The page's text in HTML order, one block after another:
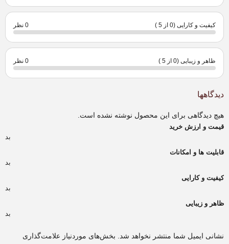
دیدگاهها
هیچ دیدگاهی برای این محصول نوشته نشده است.
قیمت و ارزش خرید
بد
قابلیت ها و امکانات
بد
کیفیت و کارایی
بد
ظاهر و زیبایی
بد
نشانی ایمیل شما منتشر نخواهد شد.
بخش‌های موردنیاز علامت‌گذاری
کیفیت و کارایی (0 از 5 ) 0 نظر
ظاهر و زیبایی (0 از 5 ) 0 نظر